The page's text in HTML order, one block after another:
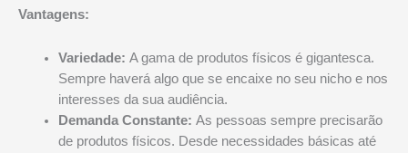
Vantagens:
Variedade: A gama de produtos físicos é gigantesca.
Sempre haverá algo que se encaixe no seu nicho e nos
interesses da sua audiência.
Demanda Constante: As pessoas sempre precisarão
de produtos físicos. Desde necessidades básicas até